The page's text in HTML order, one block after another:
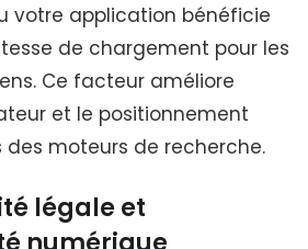
votre application bénéficie
de chargement pour les
Ce facteur améliore
et le positionnement
moteurs de recherche.
légale et